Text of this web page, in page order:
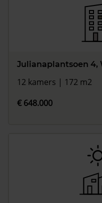
Julianaplantsoen 4,
12 kamers | 172 m2
€ 648.000